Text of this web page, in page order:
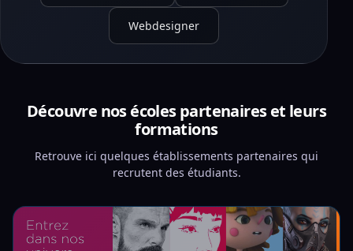
Webdesigner
Découvre nos écoles partenaires et leurs
formations
Retrouve ici quelques établissements partenaires qui
recrutent des étudiants.